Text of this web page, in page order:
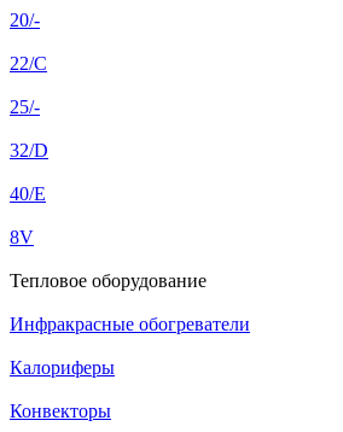
20/-
22/C
25/-
32/D
40/E
8V
Тепловое оборудование
Инфракрасные обогреватели
Калориферы
Конвекторы